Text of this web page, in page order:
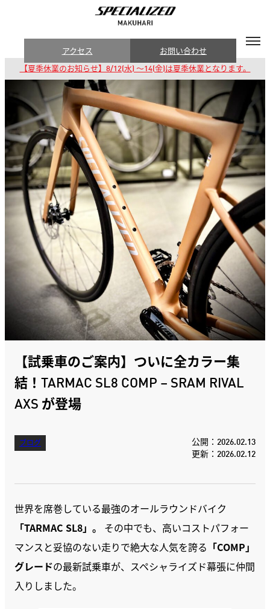
アクセス お問い合わせ
【夏季休業のお知らせ】8/12(水) 〜14(金)は夏季休業となります。
【試乗車のご案内】ついに全カラー集
結！TARMAC SL8 COMP – SRAM RIVAL
AXS が登場
ブログ
公開：2026.02.13
更新：2026.02.12
世界を席巻している最強のオールラウンドバイク
「TARMAC SL8」。 その中でも、高いコストパフォー
マンスと妥協のない走りで絶大な人気を誇る 「COMP」
グレードの最新試乗車が、スペシャライズド幕張に仲間
入りしました。